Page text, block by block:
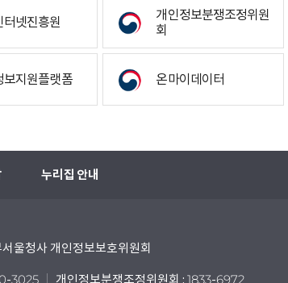
터넷진흥원
개인정보분쟁조정위원
회
보지원플랫폼 온마이데이터
누리집 안내
울청사 개인정보보호위원회
3025 개인정보분쟁조정위원회 : 1833-6972